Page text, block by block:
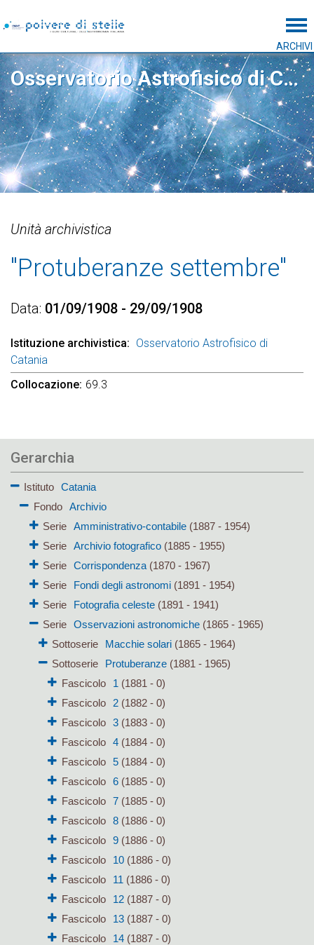
ARCHIVI
Osservatorio Astrofisico di Catania
Unità archivistica
"Protuberanze settembre"
Data 01/09/1908 - 29/09/1908
Istituzione archivistica
Osservatorio Astrofisico di
Catania
Collocazione 69.3
Gerarchia
Istituto
Catania
Fondo
Archivio
Serie Amministrativo-contabile(1887 - 1954)
Serie Archivio fotografico(1885 - 1955)
Serie Corrispondenza(1870 - 1967)
Serie
Fondi degli astronomi(1891 - 1954)
Serie
Fotografia celeste(1891 - 1941)
Serie Osservazioni astronomiche(1865 - 1965)
Sottoserie
Macchie solari (1865 - 1964)
Sottoserie
Protuberanze (1881 - 1965)
Fascicolo
1 (1881 - 0)
Fascicolo
2(1882 - 0)
Fascicolo
3(1883 - 0)
Fascicolo
4(1884 - 0)
Fascicolo
5(1884 - 0)
Fascicolo
6(1885 - 0)
Fascicolo
7(1885 - 0)
Fascicolo
8(1886 - 0)
Fascicolo
9(1886 - 0)
Fascicolo
10(1886 - 0)
Fascicolo
11 (1886 - 0)
Fascicolo
12(1887 - 0)
Fascicolo
13(1887 - 0)
Fascicolo
14(1887 - 0)